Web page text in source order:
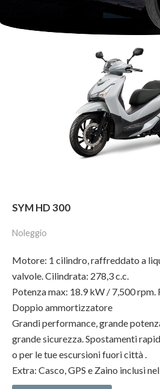
SYM HD 300
Noleggio
Motore: 1 cilindro, raffreddato a
valvole. Cilindrata: 278,3 c.c.
Potenza max: 18.9 kW / 7,500 rpm.
Doppio ammortizzatore
Grandi performance, grande
grande sicurezza. Spostamenti
o per le tue escursioni fuori città .
Extra: Casco, GPS e Zaino inclusi